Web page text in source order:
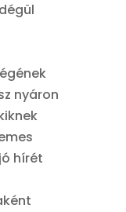
nyáron
hírét